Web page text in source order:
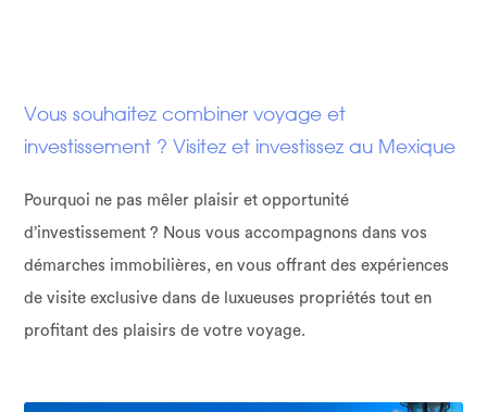
Vous souhaitez combiner voyage et
investissement ? Visitez et investissez au Mexique
Pourquoi ne pas mêler plaisir et opportunité
d’investissement ? Nous vous accompagnons dans vos
démarches immobilières, en vous offrant des expériences
de visite exclusive dans de luxueuses propriétés tout en
profitant des plaisirs de votre voyage.